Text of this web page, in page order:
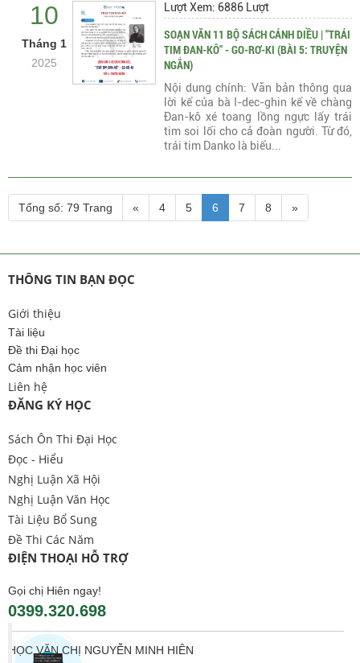
10
Tháng 1
2025
Lượt Xem: 6886 Lượt
SOẠN VĂN 11 BỘ SÁCH CÁNH DIỀU | "TRÁI
TIM ĐAN-KÔ" - GO-RƠ-KI (BÀI 5: TRUYỆN
NGẮN)
Nội dung chính: Văn bản thông qua
lời kể của bà I-dec-ghin kể về chàng
Đan-kô xé toang lồng ngực lấy trái
tim soi lối cho cả đoàn người. Từ đó,
trái tim Danko là biểu...
Tổng số: 79 Trang « 4 5 6 7 8 »
THÔNG TIN BẠN ĐỌC
Giới thiệu
Tài liệu
Đề thi Đại học
Cảm nhận học viên
Liên hệ
ĐĂNG KÝ HỌC
Sách Ôn Thi Đại Học
Đọc - Hiểu
Nghị Luận Xã Hội
Nghị Luận Văn Học
Tài Liệu Bổ Sung
Đề Thi Các Năm
ĐIỆN THOẠI HỖ TRỢ
Gọi chị Hiên ngay!
0399.320.698
HỌC VĂN CHỊ NGUYỄN MINH HIÊN